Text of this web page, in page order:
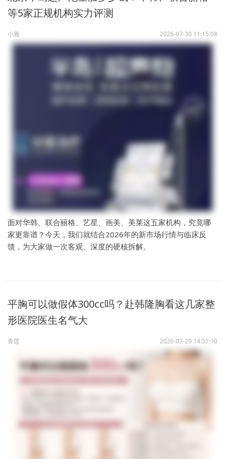
等5家正规机构实力评测
小雅 2026-07-30 11:15:08
面对华韩、联合丽格、艺星、画美、美莱这五家机构，究竟哪
家更靠谱？今天，我们就结合2026年的新市场行情与临床反
馈，为大家做一次客观、深度的硬核拆解。
平胸可以做假体300cc吗？赴韩隆胸看这几家整
形医院医生名气大
青莲 2026-07-29 14:57:10